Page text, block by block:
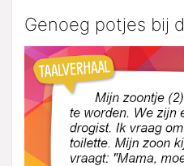
Genoeg potjes bij